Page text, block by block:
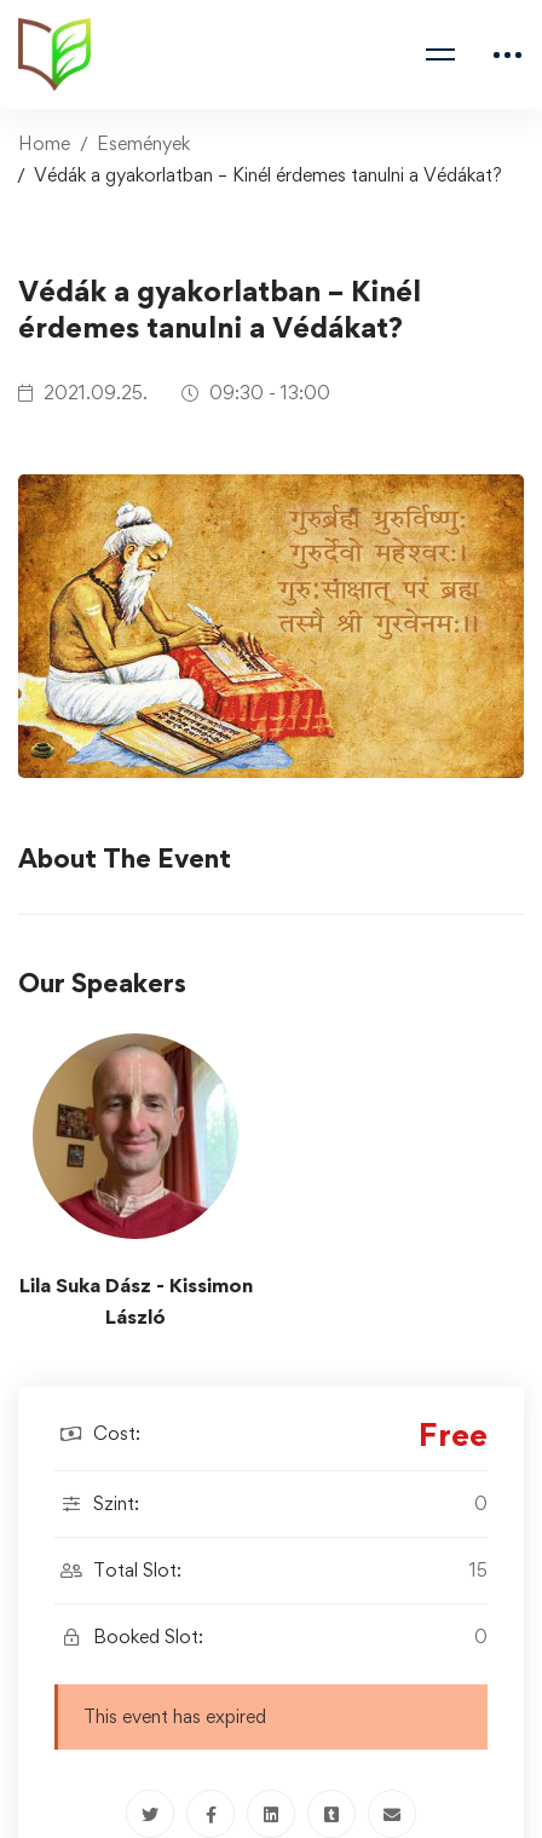
Home
Események
Védák a gyakorlatban – Kinél érdemes tanulni a Védákat?
Védák a gyakorlatban – Kinél
érdemes tanulni a Védákat?
2021.09.25. 09:30 - 13:00
About The Event
Our Speakers
Lila Suka Dász - Kissimon
László
Cost: Free
Szint: 0
Total Slot: 15
Booked Slot: 0
This event has expired